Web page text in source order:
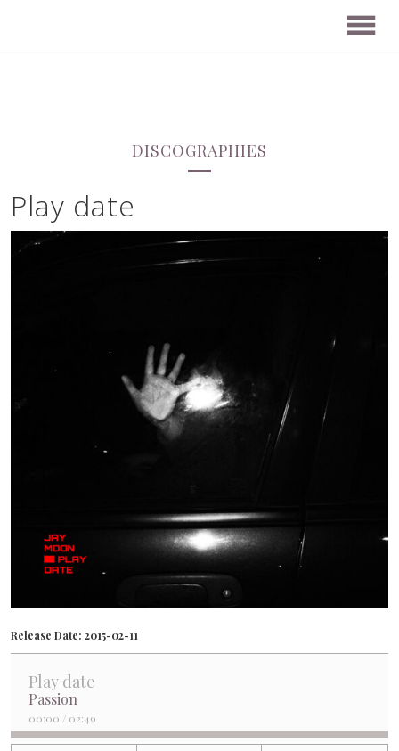
DISCOGRAPHIES
Play date
Release Date: 2015-02-11
Play date
Passion
00:00 / 02:49